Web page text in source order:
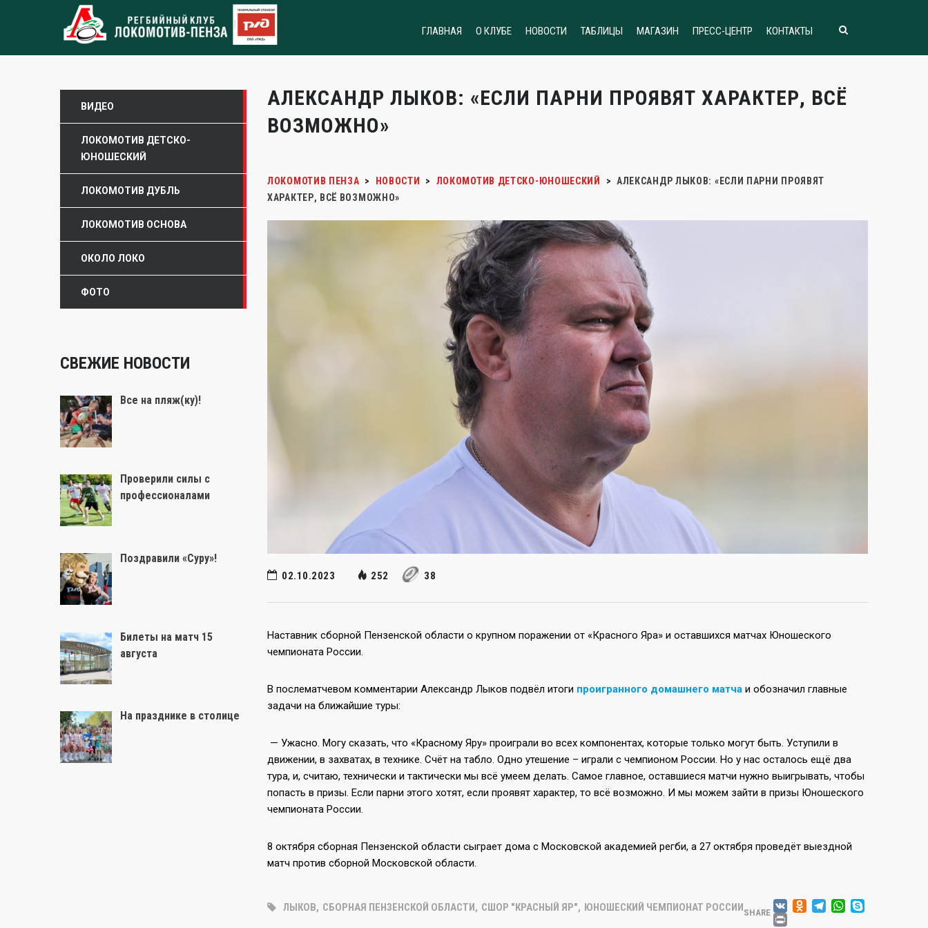
ГЛАВНАЯ О КЛУБЕ НОВОСТИ ТАБЛИЦЫ МАГАЗИН ПРЕСС-ЦЕНТР КОНТАКТЫ
АЛЕКСАНДР ЛЫКОВ: «ЕСЛИ ПАРНИ ПРОЯВЯТ ХАРАКТЕР, ВСЁ
ВОЗМОЖНО»
ЛОКОМОТИВ ПЕНЗА > НОВОСТИ > ЛОКОМОТИВ ДЕТСКО-ЮНОШЕСКИЙ > АЛЕКСАНДР ЛЫКОВ: «ЕСЛИ ПАРНИ ПРОЯВЯТ
ХАРАКТЕР, ВСЁ ВОЗМОЖНО»
02.10.2023 252 38
Наставник сборной Пензенской области о крупном поражении от «Красного Яра» и оставшихся матчах Юношеского
чемпионата России.
В послематчевом комментарии Александр Лыков подвёл итоги проигранного домашнего матча и обозначил главные
задачи на ближайшие туры:
— Ужасно. Могу сказать, что «Красному Яру» проиграли во всех компонентах, которые только могут быть. Уступили в
движении, в захватах, в технике. Счёт на табло. Одно утешение – играли с чемпионом России. Но у нас осталось ещё два
тура, и, считаю, технически и тактически мы всё умеем делать. Самое главное, оставшиеся матчи нужно выигрывать, чтобы
попасть в призы. Если парни этого хотят, если проявят характер, то всё возможно. И мы можем зайти в призы Юношеского
чемпионата России.
8 октября сборная Пензенской области сыграет дома с Московской академией регби, а 27 октября проведёт выездной
матч против сборной Московской области.
ЛЫКОВ, СБОРНАЯ ПЕНЗЕНСКОЙ ОБЛАСТИ , СШОР "КРАСНЫЙ ЯР", ЮНОШЕСКИЙ ЧЕМПИОНАТ РОССИИ SHARE VK TELEGRAM
ВИДЕО
ЛОКОМОТИВ ДЕТСКО-
ЮНОШЕСКИЙ
ЛОКОМОТИВ ДУБЛЬ
ЛОКОМОТИВ ОСНОВА
ОКОЛО ЛОКО
ФОТО
СВЕЖИЕ НОВОСТИ
Все на пляж(ку)!
Проверили силы с
профессионалами
Поздравили «Суру»!
Билеты на матч 15
августа
На празднике в столице